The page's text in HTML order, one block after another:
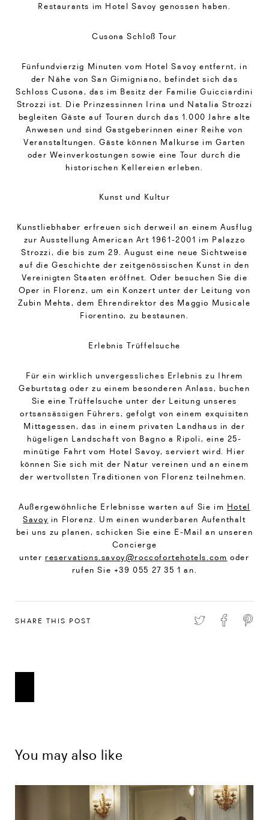
Restaurants im Hotel Savoy genossen haben.
Cusona Schloß Tour
Fünfundvierzig Minuten vom Hotel Savoy entfernt, in
der Nähe von San Gimigniano, befindet sich das
Schloss Cusona, das im Besitz der Familie Guicciardini
Strozzi ist. Die Prinzessinnen Irina und Natalia Strozzi
begleiten Gäste auf Touren durch das 1.000 Jahre alte
Anwesen und sind Gastgeberinnen einer Reihe von
Veranstaltungen. Gäste können Malkurse im Garten
oder Weinverkostungen sowie eine Tour durch die
historischen Kellereien erleben.
Kunst und Kultur
Kunstliebhaber erfreuen sich derweil an einem Ausflug
zur Ausstellung American Art 1961-2001 im Palazzo
Strozzi, die bis zum 29. August eine neue Sichtweise
auf die Geschichte der zeitgenössischen Kunst in den
Vereinigten Staaten eröffnet. Oder besuchen Sie die
Oper in Florenz, um ein Konzert unter der Leitung von
Zubin Mehta, dem Ehrendirektor des Maggio Musicale
Fiorentino, zu bestaunen.
Erlebnis Trüffelsuche
Für ein wirklich unvergessliches Erlebnis zu Ihrem
Geburtstag oder zu einem besonderen Anlass, buchen
Sie eine Trüffelsuche unter der Leitung unseres
ortsansässigen Führers, gefolgt von einem exquisiten
Mittagessen, das in einem privaten Landhaus in der
hügeligen Landschaft von Bagno a Ripoli, eine 25-
minütige Fahrt vom Hotel Savoy, serviert wird. Hier
können Sie sich mit der Natur vereinen und an einem
der wertvollsten Traditionen von Florenz teilnehmen.
Außergewöhnliche Erlebnisse warten auf Sie im Hotel
Savoy in Florenz. Um einen wunderbaren Aufenthalt
bei uns zu planen, schicken Sie eine E-Mail an unseren
Concierge
unterreservations.savoy@roccofortehotels.com oder
rufen Sie +39 055 27 35 1 an.
SHARE THIS POST
You may also like